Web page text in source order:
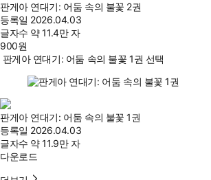
판게아 연대기: 어둠 속의 불꽃 2권
등록일 2026.04.03
글자수 약 11.4만 자
900원
판게아 연대기: 어둠 속의 불꽃 1권 선택
판게아 연대기: 어둠 속의 불꽃 1권
등록일 2026.04.03
글자수 약 11.9만 자
다운로드